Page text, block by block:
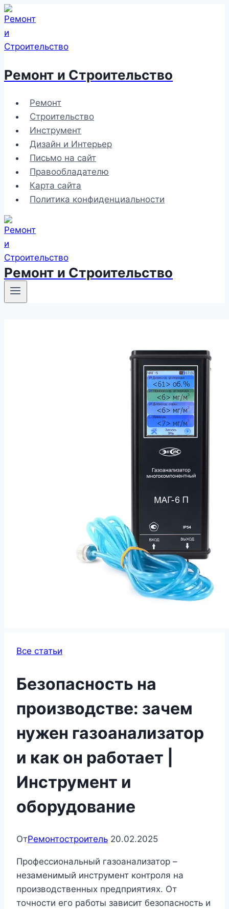
Перейти
к
содержимому
Ремонт и Строительство
Ремонт
Строительство
Инструмент
Дизайн и Интерьер
Письмо на сайт
Правообладателю
Карта сайта
Политика конфиденциальности
Ремонт и Строительство
Все статьи
Безопасность на
производстве: зачем
нужен газоанализатор
и как он работает |
Инструмент и
оборудование
ОтРемонтостроитель 20.02.2025
Профессиональный газоанализатор –
незаменимый инструмент контроля на
производственных предприятиях. От
точности его работы зависит безопасность и